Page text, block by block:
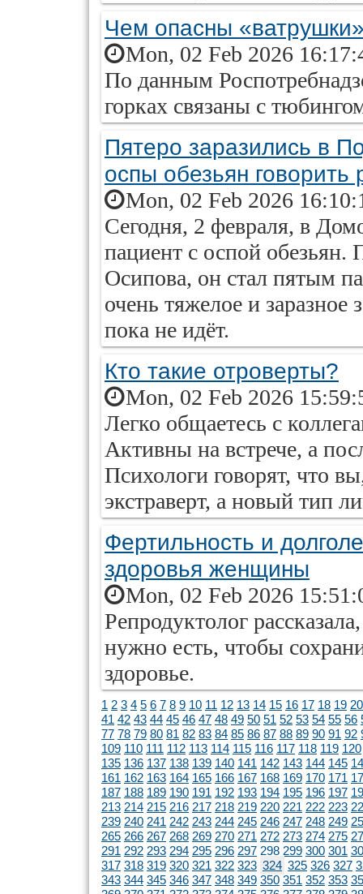
Чем опасны
Mon, 02 Feb 2026
По данным
горках связаны с
Пятеро заразились в
оспы обезьян говорить
Mon, 02 Feb 2026
Сегодня, 2 февраля, в
пациент с оспой обезьян.
Осипова, он стал пятым
очень тяжелое и заразное
пока не идёт.
Кто такие отроверты?
Mon, 02 Feb 2026
Легко общаетесь с
Активны на встрече, а
Психологи говорят, что
экстраверт, а новый тип
Фертильность и
здоровья женщины
Mon, 02 Feb 2026
Репродуктолог
нужно есть, чтобы
здоровье.
1 2 3 4 5 6 7 8 9 10 11 12 13 14 15 16 17 18 19 20
41 42 43 44 45 46 47 48 49 50 51 52 53 54 55 56
77 78 79 80 81 82 83 84 85 86 87 88 89 90 91 92
109 110 111 112 113 114 115 116 117 118 119 120
135 136 137 138 139 140 141 142 143 144 145
161 162 163 164 165 166 167 168 169 170 171
187 188 189 190 191 192 193 194 195 196 197
213 214 215 216 217 218 219 220 221 222 223
239 240 241 242 243 244 245 246 247 248 249
265 266 267 268 269 270 271 272 273 274 275
291 292 293 294 295 296 297 298 299 300 301
317 318 319 320 321 322 323 324 325 326 327
343 344 345 346 347 348 349 350 351 352 353